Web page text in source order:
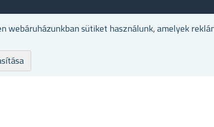
webáruházunkban sütiket használunk, amelyek